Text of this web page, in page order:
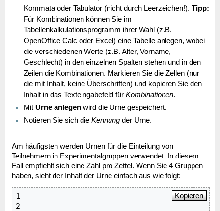
Kommata oder Tabulator (nicht durch Leerzeichen!). Tipp:
Für Kombinationen können Sie im
Tabellenkalkulationsprogramm ihrer Wahl (z.B.
OpenOffice Calc oder Excel) eine Tabelle anlegen, wobei
die verschiedenen Werte (z.B. Alter, Vorname,
Geschlecht) in den einzelnen Spalten stehen und in den
Zeilen die Kombinationen. Markieren Sie die Zellen (nur
die mit Inhalt, keine Überschriften) und kopieren Sie den
Inhalt in das Texteingabefeld für Kombinationen.
Mit Urne anlegen wird die Urne gespeichert.
Notieren Sie sich die Kennung der Urne.
Am häufigsten werden Urnen für die Einteilung von
Teilnehmern in Experimentalgruppen verwendet. In diesem
Fall empfiehlt sich eine Zahl pro Zettel. Wenn Sie 4 Gruppen
haben, sieht der Inhalt der Urne einfach aus wie folgt:
1
2
Kopieren